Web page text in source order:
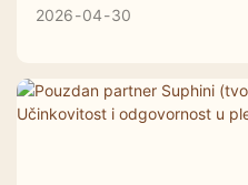
Njena glavna publika
2026 04 30